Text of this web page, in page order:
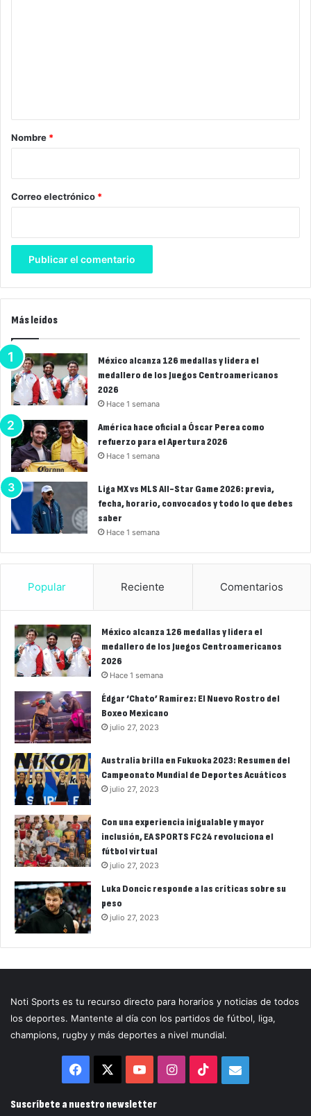
r
*
Nombre *
Correo electrónico *
Más leídos
México alcanza 126 medallas y lidera el
medallero de los Juegos Centroamericanos
2026
Hace 1 semana
América hace oficial a Óscar Perea como
refuerzo para el Apertura 2026
Hace 1 semana
Liga MX vs MLS All-Star Game 2026: previa,
fecha, horario, convocados y todo lo que debes
saber
Hace 1 semana
Popular Reciente Comentarios
México alcanza 126 medallas y lidera el
medallero de los Juegos Centroamericanos
2026
Hace 1 semana
Édgar ‘Chato’ Ramírez: El Nuevo Rostro del
Boxeo Mexicano
julio 27, 2023
Australia brilla en Fukuoka 2023: Resumen del
Campeonato Mundial de Deportes Acuáticos
julio 27, 2023
Con una experiencia inigualable y mayor
inclusión, EA SPORTS FC 24 revoluciona el
fútbol virtual
julio 27, 2023
Luka Doncic responde a las críticas sobre su
peso
julio 27, 2023
Noti Sports es tu recurso directo para horarios y noticias de todos
los deportes. Mantente al día con los partidos de fútbol, liga,
champions, rugby y más deportes a nivel mundial.
Facebook YouTubeInstagram
TikTokCorreo
Suscríbete a nuestro newsletter